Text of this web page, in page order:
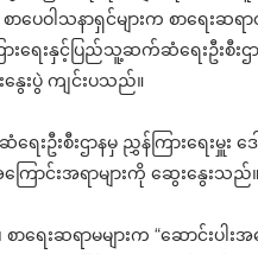
စာပေဝါသနာရှင်များက စာရေး
ရေးနှင့်ပြည်သူ့ဆက်ဆံရေးဦးစီးဌ
ေးပွဲ ကျင်းပသည်။
ေးဦးစီးဌာနမှ ညွှန်ကြားရေးမှူး
ြောင်းအရာများကို ဆွေးနွေးသည်။
ရေးဆရာမများက “ဆောင်းပ